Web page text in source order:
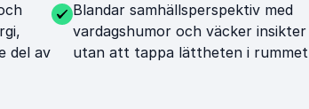
del av
Blandar samhällsperspektiv med
vardagshumor och väcker insikter
utan att tappa lättheten i rummet